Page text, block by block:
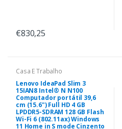
€830,25
Casa E Trabalho
Lenovo IdeaPad Slim 3
15IAN8 Intel® N N100
Computador portátil 39,6
cm (15.6") Full HD 4 GB
LPDDR5-SDRAM 128 GB Flash
Wi-Fi 6 (802.11ax) Windows
11 Home in S mode Cinzento